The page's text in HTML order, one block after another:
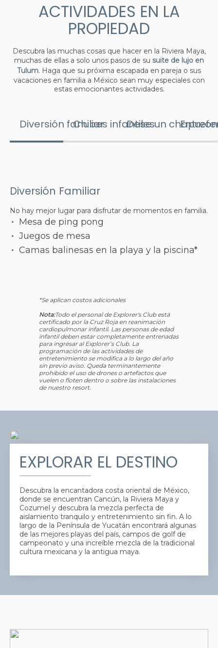
ACTIVIDADES EN LA
PROPIEDAD
Descubra las muchas cosas que hacer en la Riviera Maya,
muchas de ellas a solo unos pasos de su suite de lujo en
Tulum. Haga que su próxima escapada en pareja o sus
vacaciones en familia a México sean muy especiales con
estas emocionantes actividades.
Diversión familiarClubes infantilesDese un chapuzón
Diversión Familiar
No hay mejor lugar para disfrutar de momentos en familia.
Mesa de ping pong
Juegos de mesa
Camas balinesas en la playa y la piscina*
*Se aplican costos adicionales
Nota:Todo el personal de Explorer's Club está
certificado por la Cruz Roja en reanimación
cardiopulmonar infantil. Las personas de edad
infantil deben estar completamente entrenadas
para ingresar al Explorer’s Club. La
programación de las actividades de
entretenimiento se modifica a lo largo del año
sin previo aviso. Queda terminantemente
prohibido el uso de drones o artefactos que
vuelen o floten dentro o sobre las instalaciones
de nuestro resort.
EXPLORAR EL DESTINO
Descubra la encantadora costa oriental de México,
donde se encuentran Cancún, la Riviera Maya y
Cozumel y descubra la mezcla perfecta de
aislamiento tranquilo y entretenimiento sin fin. A lo
largo de la Península de Yucatán encontrará algunas
de las mejores playas del país, campos de golf de
campeonato y una increíble mezcla de la tradicional
cultura mexicana y la antigua maya.